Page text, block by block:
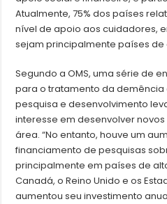
Atualmente, 75% dos países
nível de apoio aos cuidadores,
sejam principalmente países de
Segundo a OMS, uma série de
para o tratamento da demência
pesquisa e desenvolvimento
interesse em desenvolver
área. “No entanto, houve um
financiamento de pesquisas
principalmente em países de
Canadá, o Reino Unido e os
aumentou seu investimento